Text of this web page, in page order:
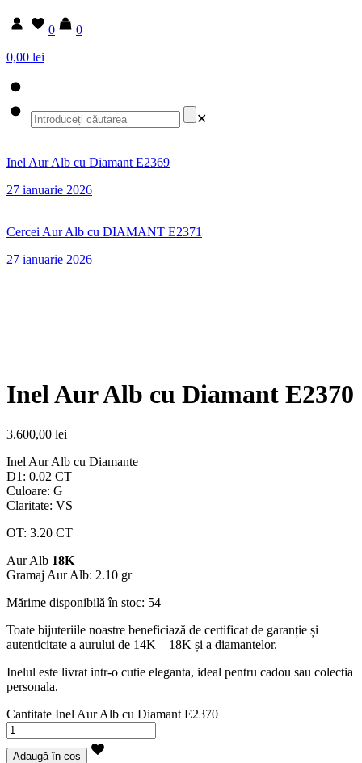
0
0
0,00 lei
✕
Inel Aur Alb cu Diamant E2369
27 ianuarie 2026
Cercei Aur Alb cu DIAMANT E2371
27 ianuarie 2026
Inel Aur Alb cu Diamant E2370
3.600,00 lei
Inel Aur Alb cu Diamante
D1: 0.02 CT
Culoare: G
Claritate: VS
OT: 3.20 CT
Aur Alb 18K
Gramaj Aur Alb: 2.10 gr
Mărime disponibilă în stoc: 54
Toate bijuteriile noastre beneficiază de certificat de garanție și
autenticitate a aurului de 14K – 18K și a diamantelor.
Inelul este livrat intr-o cutie eleganta, ideal pentru cadou sau colectia
personala.
Cantitate Inel Aur Alb cu Diamant E2370
Adaugă în coș